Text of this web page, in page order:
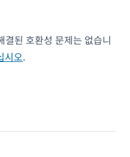
된 호환성 문제는 없습니
시오.